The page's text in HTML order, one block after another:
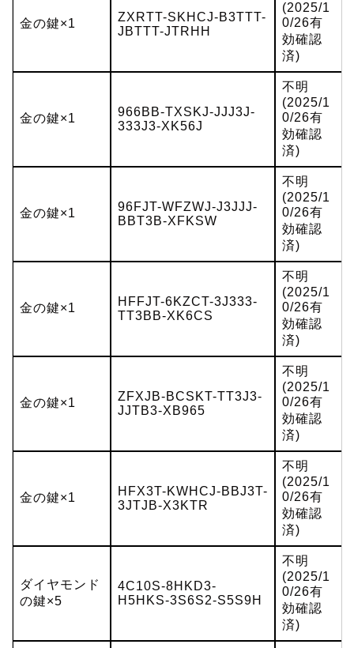
金の鍵×1
ZXRTT-SKHCJ-B3TTT-
JBTTT-JTRHH
(2025/1
0/26有
効確認
済)
金の鍵×1
966BB-TXSKJ-JJJ3J-
333J3-XK56J
不明
(2025/1
0/26有
効確認
済)
金の鍵×1
96FJT-WFZWJ-J3JJJ-
BBT3B-XFKSW
不明
(2025/1
0/26有
効確認
済)
金の鍵×1
HFFJT-6KZCT-3J333-
TT3BB-XK6CS
不明
(2025/1
0/26有
効確認
済)
金の鍵×1
ZFXJB-BCSKT-TT3J3-
JJTB3-XB965
不明
(2025/1
0/26有
効確認
済)
金の鍵×1
HFX3T-KWHCJ-BBJ3T-
3JTJB-X3KTR
不明
(2025/1
0/26有
効確認
済)
ダイヤモンド
の鍵×5
4C10S-8HKD3-
H5HKS-3S6S2-S5S9H
不明
(2025/1
0/26有
効確認
済)